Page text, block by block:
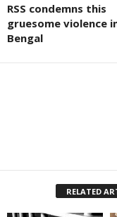
RSS condemns this
gruesome violence
Bengal
RELATED